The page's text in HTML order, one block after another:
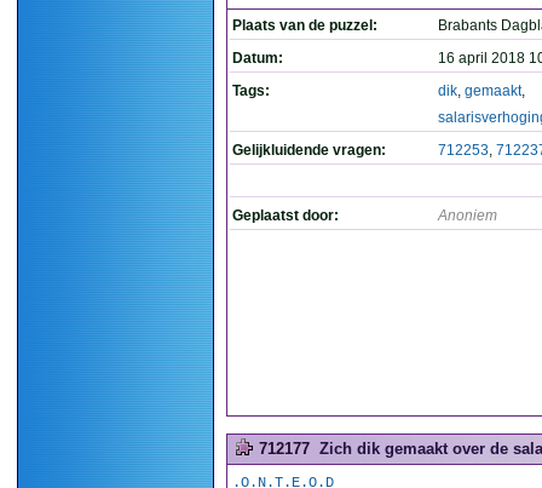
Plaats van de puzzel:
Brabants
Datum:
16 april 2018
Tags:
dik, gemaakt,
Gelijkluidende vragen:
712253,
Geplaatst door: Anoniem
712177 Zich dik gemaakt over de
.O.N.T.E.O.D